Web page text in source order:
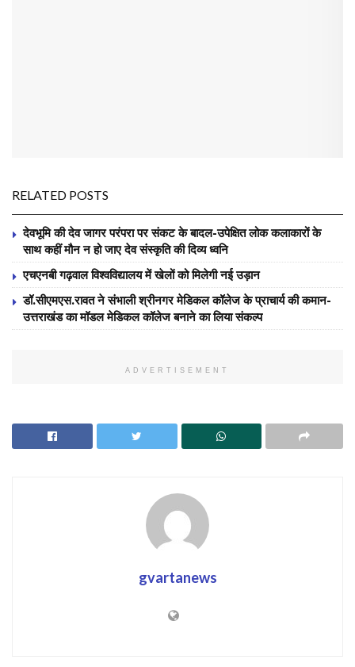
RELATED POSTS
देवभूमि की देव जागर परंपरा पर संकट के बादल-उपेक्षित लोक कलाकारों के
साथ कहीं मौन न हो जाए देव संस्कृति की दिव्य ध्वनि
एचएनबी गढ़वाल विश्वविद्यालय में खेलों को मिलेगी नई उड़ान
डॉ.सीएमएस.रावत ने संभाली श्रीनगर मेडिकल कॉलेज के प्राचार्य की कमान-
उत्तराखंड का मॉडल मेडिकल कॉलेज बनाने का लिया संकल्प
ADVERTISEMENT
gvartanews